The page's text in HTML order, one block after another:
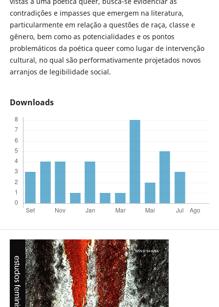
contradições e impasses que emergem na literatura,
particularmente em relação a questões de raça, classe e
gênero, bem como as potencialidades e os pontos
problemáticos da poética queer como lugar de intervenção
cultural, no qual são performativamente projetados novos
arranjos de legibilidade social.
Downloads